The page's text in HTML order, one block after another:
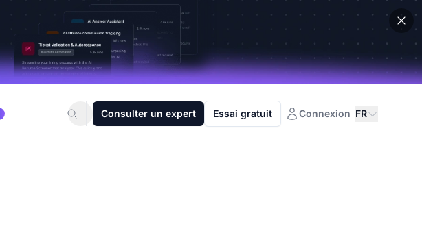
Consulter un expert Essai gratuit Connexion FR